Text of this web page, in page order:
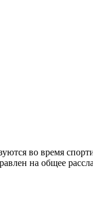
во время
на общее